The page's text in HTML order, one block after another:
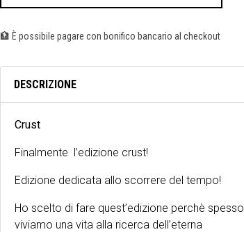
🏦 È possibile pagare con bonifico bancario al checkout
DESCRIZIONE
Crust
Finalmente l’edizione crust!
Edizione dedicata allo scorrere del tempo!
Ho scelto di fare quest’edizione perchè spesso
viviamo una vita alla ricerca dell’eterna